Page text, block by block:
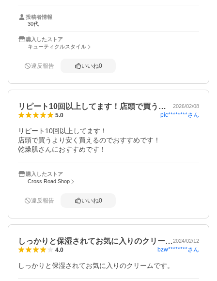
投稿者情報
30代
購入したストア
キューティクルスタイル
違反報告 いいね0
リピート10回以上してます！店頭で買う… 2026/02/08
5.0 pic********さん
リピート10回以上してます！
店頭で買うより安く買えるのでおすすめです！
乾燥肌さんにおすすめです！
購入したストア
Cross Road Shop
違反報告 いいね0
しっかりと保湿されてお気に入りのクリー…2024/02/12
4.0 bzw********さん
しっかりと保湿されてお気に入りのクリームです。